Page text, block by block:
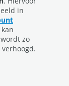
in
zo